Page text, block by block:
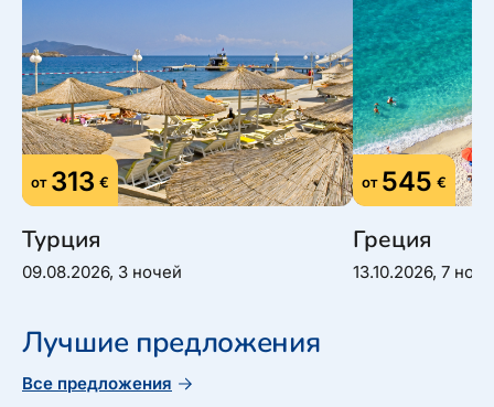
от 313 €
Турция
09.08.2026, 3 ночей
от 545 €
Греция
13.10.2026, 7
Лучшие предложения
Все предложения